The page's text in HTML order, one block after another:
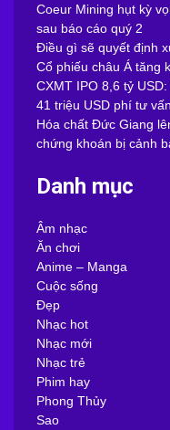
Coeur Mining hụt kỳ
sau báo cáo quý 2
Điều gì sẽ quyết định
Cổ phiếu châu Á tăng
CXMT IPO 8,6 tỷ
41 triệu USD phí tư vấn
Hóa chất Đức Giang
chứng khoán bị cảnh
Danh mục
Âm nhạc
Ăn chơi
Anime – Manga
Cuộc sống
Đẹp
Nhạc hot
Nhạc mới
Nhạc trẻ
Phim hay
Phong Thủy
Sao